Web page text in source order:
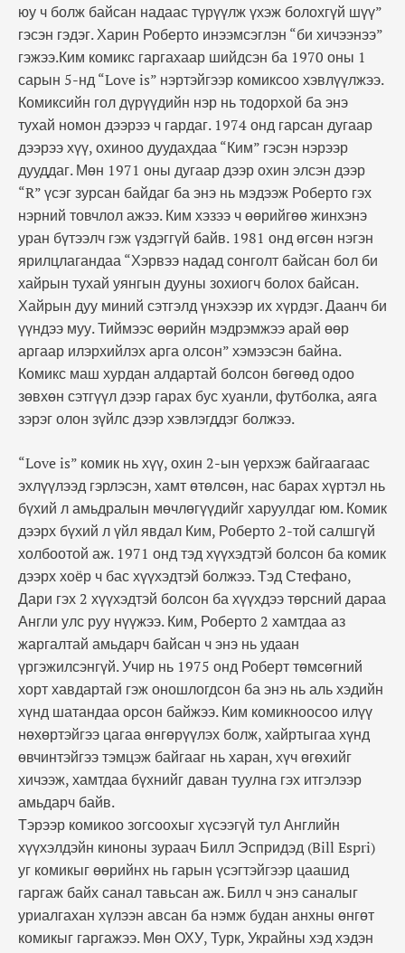
юу ч болж байсан надаас түрүүлж үхэж болохгүй шүү”
гэсэн гэдэг. Харин Роберто инээмсэглэн “би хичээнээ”
гэжээ.Ким комикс гаргахаар шийдсэн ба 1970 оны 1
сарын 5-нд “Love is” нэртэйгээр комиксоо хэвлүүлжээ.
Комиксийн гол дүрүүдийн нэр нь тодорхой ба энэ
тухай номон дээрээ ч гардаг. 1974 онд гарсан дугаар
дээрээ хүү, охиноо дуудахдаа “Ким” гэсэн нэрээр
дууддаг. Мөн 1971 оны дугаар дээр охин элсэн дээр
“R” үсэг зурсан байдаг ба энэ нь мэдээж Роберто гэх
нэрний товчлол ажээ. Ким хэзээ ч өөрийгөө жинхэнэ
уран бүтээлч гэж үздэггүй байв. 1981 онд өгсөн нэгэн
ярилцлагандаа “Хэрвээ надад сонголт байсан бол би
хайрын тухай уянгын дууны зохиогч болох байсан.
Хайрын дуу миний сэтгэлд үнэхээр их хүрдэг. Даанч би
үүндээ муу. Тиймээс өөрийн мэдрэмжээ арай өөр
аргаар илэрхийлэх арга олсон” хэмээсэн байна.
Комикс маш хурдан алдартай болсон бөгөөд одоо
зөвхөн сэтгүүл дээр гарах бус хуанли, футболка, аяга
зэрэг олон зүйлс дээр хэвлэгддэг болжээ.
“Love is” комик нь хүү, охин 2-ын үерхэж байгаагаас
эхлүүлээд гэрлэсэн, хамт өтөлсөн, нас барах хүртэл нь
бүхий л амьдралын мөчлөгүүдийг харуулдаг юм. Комик
дээрх бүхий л үйл явдал Ким, Роберто 2-той салшгүй
холбоотой аж. 1971 онд тэд хүүхэдтэй болсон ба комик
дээрх хоёр ч бас хүүхэдтэй болжээ. Тэд Стефано,
Дари гэх 2 хүүхэдтэй болсон ба хүүхдээ төрсний дараа
Англи улс руу нүүжээ. Ким, Роберто 2 хамтдаа аз
жаргалтай амьдарч байсан ч энэ нь удаан
үргэжилсэнгүй. Учир нь 1975 онд Роберт төмсөгний
хорт хавдартай гэж оношлогдсон ба энэ нь аль хэдийн
хүнд шатандаа орсон байжээ. Ким комикноосоо илүү
нөхөртэйгээ цагаа өнгөрүүлэх болж, хайртыгаа хүнд
өвчинтэйгээ тэмцэж байгааг нь харан, хүч өгөхийг
хичээж, хамтдаа бүхнийг даван туулна гэх итгэлээр
амьдарч байв.
Тэрээр комикоо зогсоохыг хүсээгүй тул Английн
хүүхэлдэйн киноны зураач Билл Эспридэд (Bill Espri)
уг комикыг өөрийнх нь гарын үсэгтэйгээр цаашид
гаргаж байх санал тавьсан аж. Билл ч энэ саналыг
уриалгахан хүлээн авсан ба нэмж будан анхны өнгөт
комикыг гаргажээ. Мөн ОХУ, Турк, Украйны хэд хэдэн